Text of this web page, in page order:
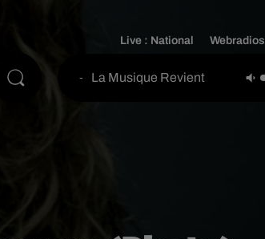
Live : National Webradios
- La Musique Revient